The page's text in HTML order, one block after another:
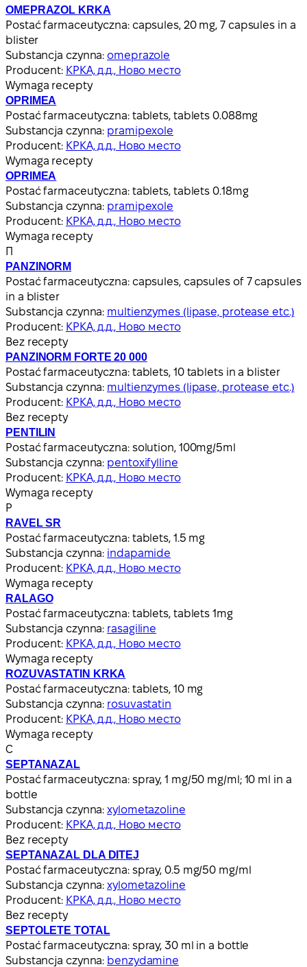
OMEPRAZOL KRKA
Postać farmaceutyczna: capsules, 20 mg, 7 capsules in a
blister
Substancja czynna: omeprazole
Producent: КРКА, д.д., Ново место
Wymaga recepty
OPRIMEA
Postać farmaceutyczna: tablets, tablets 0.088mg
Substancja czynna: pramipexole
Producent: КРКА, д.д., Ново место
Wymaga recepty
OPRIMEA
Postać farmaceutyczna: tablets, tablets 0.18mg
Substancja czynna: pramipexole
Producent: КРКА, д.д., Ново место
Wymaga recepty
П
PANZINORM
Postać farmaceutyczna: capsules, capsules of 7 capsules
in a blister
Substancja czynna: multienzymes (lipase, protease etc.)
Producent: КРКА, д.д., Ново место
Bez recepty
PANZINORM FORTE 20 000
Postać farmaceutyczna: tablets, 10 tablets in a blister
Substancja czynna: multienzymes (lipase, protease etc.)
Producent: КРКА, д.д., Ново место
Bez recepty
PENTILIN
Postać farmaceutyczna: solution, 100mg/5ml
Substancja czynna: pentoxifylline
Producent: КРКА, д.д., Ново место
Wymaga recepty
Р
RAVEL SR
Postać farmaceutyczna: tablets, 1.5 mg
Substancja czynna: indapamide
Producent: КРКА, д.д., Ново место
Wymaga recepty
RALAGO
Postać farmaceutyczna: tablets, tablets 1mg
Substancja czynna: rasagiline
Producent: КРКА, д.д., Ново место
Wymaga recepty
ROZUVASTATIN KRKA
Postać farmaceutyczna: tablets, 10 mg
Substancja czynna: rosuvastatin
Producent: КРКА, д.д., Ново место
Wymaga recepty
С
SEPTANAZAL
Postać farmaceutyczna: spray, 1 mg/50 mg/ml; 10 ml in a
bottle
Substancja czynna:xylometazoline
Producent: КРКА, д.д., Ново место
Bez recepty
SEPTANAZAL DLA DITEJ
Postać farmaceutyczna: spray, 0.5 mg/50 mg/ml
Substancja czynna:xylometazoline
Producent: КРКА, д.д., Ново место
Bez recepty
SEPTOLETE TOTAL
Postać farmaceutyczna: spray, 30 ml in a bottle
Substancja czynna: benzydamine